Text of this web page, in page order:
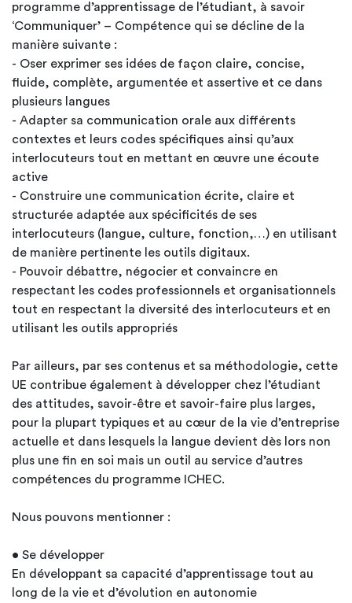
programme d’apprentissage de l’étudiant, à savoir
‘Communiquer’ – Compétence qui se décline de la
manière suivante :
- Oser exprimer ses idées de façon claire, concise,
fluide, complète, argumentée et assertive et ce dans
plusieurs langues
- Adapter sa communication orale aux différents
contextes et leurs codes spécifiques ainsi qu’aux
interlocuteurs tout en mettant en œuvre une écoute
active
- Construire une communication écrite, claire et
structurée adaptée aux spécificités de ses
interlocuteurs (langue, culture, fonction,…) en utilisant
de manière pertinente les outils digitaux.
- Pouvoir débattre, négocier et convaincre en
respectant les codes professionnels et organisationnels
tout en respectant la diversité des interlocuteurs et en
utilisant les outils appropriés
Par ailleurs, par ses contenus et sa méthodologie, cette
UE contribue également à développer chez l’étudiant
des attitudes, savoir-être et savoir-faire plus larges,
pour la plupart typiques et au cœur de la vie d’entreprise
actuelle et dans lesquels la langue devient dès lors non
plus une fin en soi mais un outil au service d’autres
compétences du programme ICHEC.
Nous pouvons mentionner :
• Se développer
En développant sa capacité d’apprentissage tout au
long de la vie et d’évolution en autonomie